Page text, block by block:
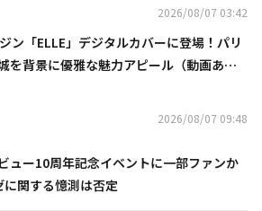
2026/08/07 03:42
ン「ELLE」デジタルカバーに登場！パリ
を背景に優雅な魅力アピール（動画あ
2026/08/07 09:48
ュー10周年記念イベントに一部ファンか
関する憶測は否定